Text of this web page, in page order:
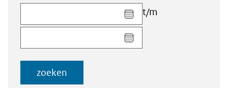
Kies
datum
voor
veld
t/m
Kies
datum
zoeken